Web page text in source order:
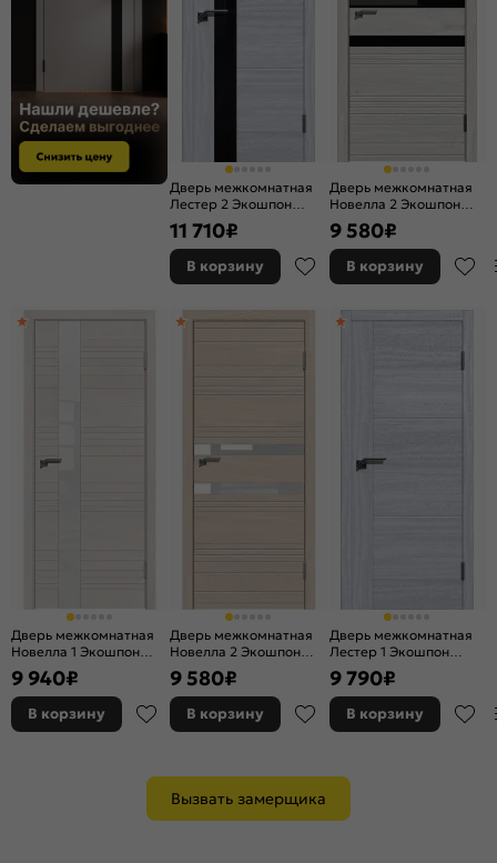
Дверь межкомнатная
Лестер 2 Экошпон
Лиственница серая,
остекленная, лакобель
чёрный, каркасно-
щитовая
11 710₽
В корзину
Дверь межкомнатная
Новелла 2 Экошпон
Лиственница серая,
остекленная, лакобель
чёрный, каркасно-
щитовая
9 580₽
В корзину
Дверь межкомнатная
Новелла 1 Экошпон
Беленый дуб,
остекленная, лакобель
белый, каркасно-
щитовая
9 940₽
В корзину
Дверь межкомнатная
Новелла 2 Экошпон
Лиственница
натуральная,
остекленная, лакобель
белый, каркасно-
щитовая
9 580₽
В корзину
Дверь межкомнатная
Лестер 1 Экошпон
Лиственница серая,
глухая, каркасно-
щитовая
9 790₽
В корзину
Вызвать замерщика